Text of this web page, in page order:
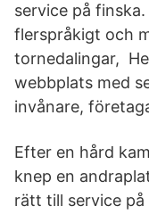
service på
flerspråkigt och
tornedalingar,
webbplats med
invånare,
Efter en hård
knep en
rätt till service